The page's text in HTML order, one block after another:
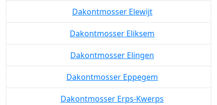
Dakontmosser Elewijt
Dakontmosser Eliksem
Dakontmosser Elingen
Dakontmosser Eppegem
Dakontmosser Erps-Kwerps